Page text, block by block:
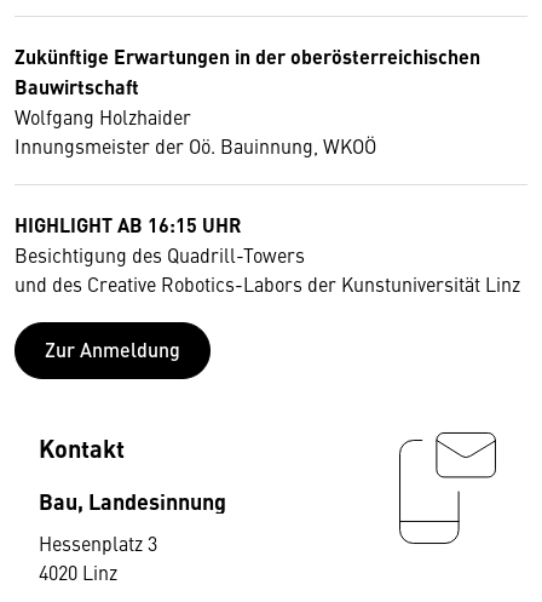
Zukünftige Erwartungen in der oberösterreichischen
Bauwirtschaft
Wolfgang Holzhaider
Innungsmeister der Oö. Bauinnung, WKOÖ
HIGHLIGHT AB 16:15 UHR
Besichtigung des Quadrill-Towers
und des Creative Robotics-Labors der Kunstuniversität Linz
Zur Anmeldung
Kontakt
Bau, Landesinnung
Hessenplatz 3
4020 Linz